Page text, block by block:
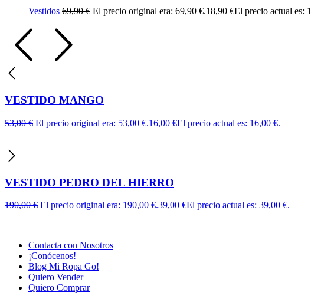
Vestidos 69,90€ El precio original era: 69,90 €.18,90 €El precio actual es:
VESTIDO MANGO
53,00€ El precio original era: 53,00 €.16,00 €El precio actual es: 16,00 €.
VESTIDO PEDRO DEL HIERRO
190,00€ El precio original era: 190,00 €.39,00 €El precio actual es: 39,00 €.
Contacta con Nosotros
¡Conócenos!
Blog Mi Ropa Go!
Quiero Vender
Quiero Comprar